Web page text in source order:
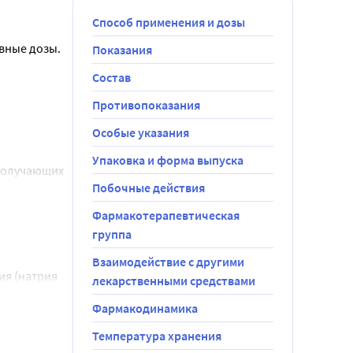
дозы.
и пола
до 320
20 мг 2
Дети
(натрия
Способ применения и дозы
Показания
Состав
Противопоказания
Особые указания
Упаковка и форма выпуска
Побочные действия
Фармакотерапевтическая
группа
Взаимодействие с другими
лекарственными средствами
Фармакодинамика
Температура хранения